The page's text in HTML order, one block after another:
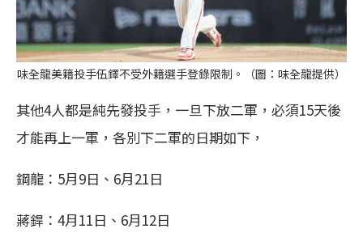
味全龍美籍投手伍鐸不受外籍選手登錄限制。（圖：味全龍提供）
其他4人都是純先發投手，一旦下放二軍，必須15天後
才能再上一軍，各別下二軍的日期如下，
鋼龍：5月9日、6月21日
蔣銲：4月11日、6月12日